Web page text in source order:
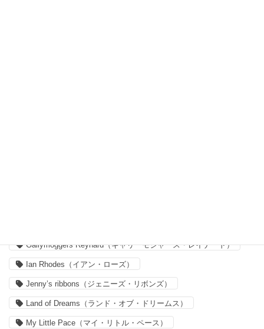
Gallymoggers Reynard（ギャリーモジャース・レイナード）
Ian Rhodes（イアン・ローズ）
Jenny’s ribbons（ジェニーズ・リボンズ）
Land of Dreams（ランド・オブ・ドリームス）
My Little Pace（マイ・リトル・ペース）